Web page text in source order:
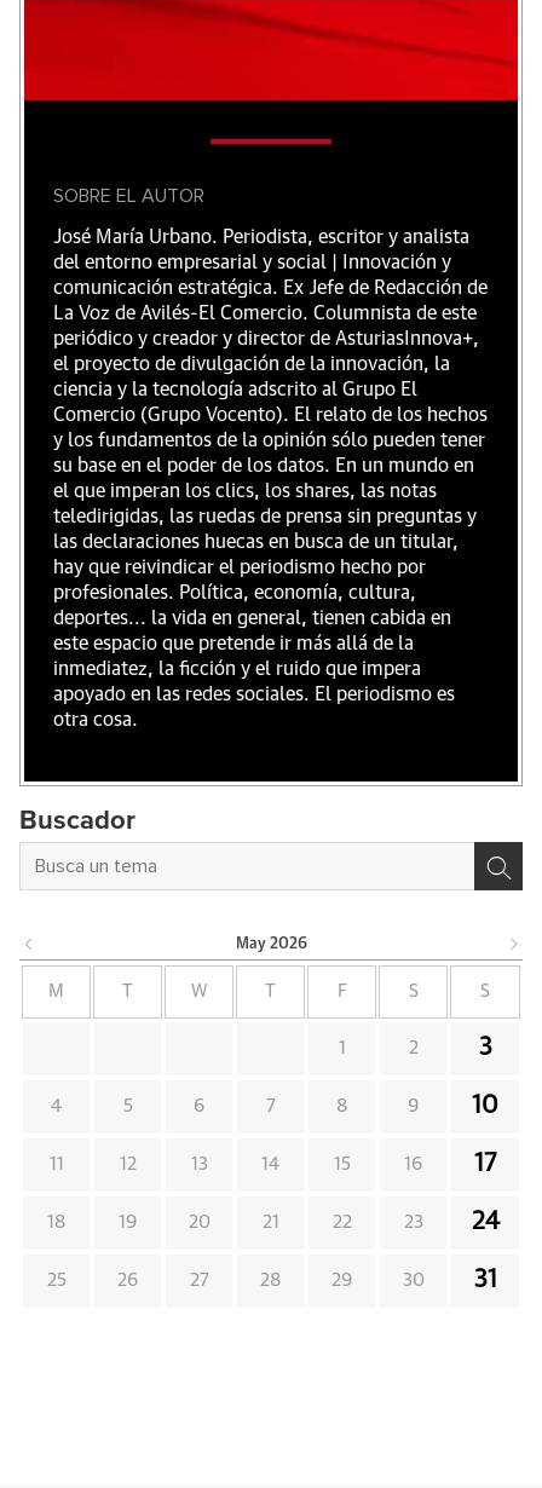
SOBRE EL AUTOR
José María Urbano. Periodista, escritor y analista
del entorno empresarial y social | Innovación y
comunicación estratégica. Ex Jefe de Redacción de
La Voz de Avilés-El Comercio. Columnista de este
periódico y creador y director de AsturiasInnova+,
el proyecto de divulgación de la innovación, la
ciencia y la tecnología adscrito al Grupo El
Comercio (Grupo Vocento). El relato de los hechos
y los fundamentos de la opinión sólo pueden tener
su base en el poder de los datos. En un mundo en
el que imperan los clics, los shares, las notas
teledirigidas, las ruedas de prensa sin preguntas y
las declaraciones huecas en busca de un titular,
hay que reivindicar el periodismo hecho por
profesionales. Política, economía, cultura,
deportes... la vida en general, tienen cabida en
este espacio que pretende ir más allá de la
inmediatez, la ficción y el ruido que impera
apoyado en las redes sociales. El periodismo es
otra cosa.
Buscador
May 2026
M T W T F S S
1 2 3
4 5 6 7 8 9 10
11 12 13 14 15 16 17
18 19 20 21 22 23 24
25 26 27 28 29 30 31